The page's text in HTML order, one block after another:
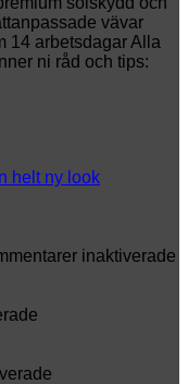
vävar
14 arbetsdagar Alla
ni råd och tips:
helt ny look
inaktiverade